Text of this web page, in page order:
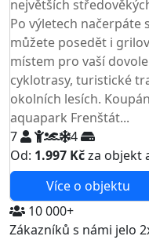
největších
Po výletech načerpáte
můžete posedět i
místem pro vaší
cyklotrasy, turistické
okolních lesích.
aquapark Frenštát...
7
4
Od: 1.997 Kčza objekt
Více o objektu
10 000+
Zákazníků s námi jelo